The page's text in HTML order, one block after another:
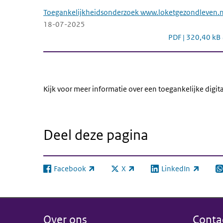
Download rapport
Toegankelijkheidsonderzoek
18-07-2025
PDF | 320,40 kB
Kijk voor meer informatie over een toegankelijke
Deel deze pagina
Facebook
(externe link) X
(externe link) LinkedIn
(externe link)
Over ons